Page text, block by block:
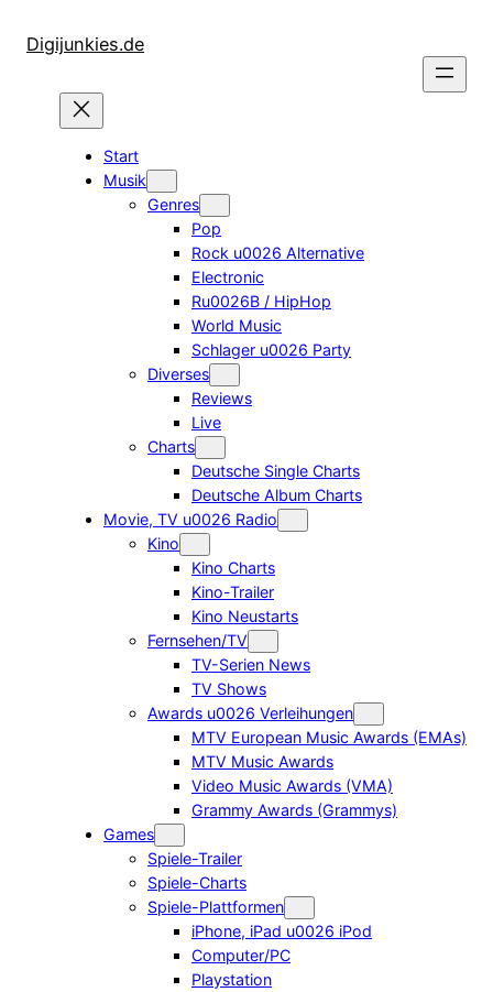
InhaltDigijunkies.de
Start
Musik
Genres
Pop
Rock u0026 Alternative
Electronic
Ru0026B / HipHop
World Music
Schlager u0026 Party
Diverses
Reviews
Live
Charts
Deutsche Single Charts
Deutsche Album Charts
Movie, TV u0026 Radio
Kino
Kino Charts
Kino-Trailer
Kino Neustarts
Fernsehen/TV
TV-Serien News
TV Shows
Awards u0026 Verleihungen
MTV European Music Awards (EMAs)
MTV Music Awards
Video Music Awards (VMA)
Grammy Awards (Grammys)
Games
Spiele-Trailer
Spiele-Charts
Spiele-Plattformen
iPhone, iPad u0026 iPod
Computer/PC
Playstation